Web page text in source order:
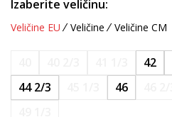
Izaberite veličinu:
Veličine EU Veličine Veličine CM
42
44 2/3
46